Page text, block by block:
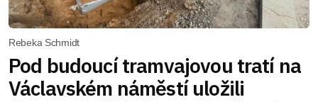
Rebeka Schmidt
Pod budoucí tramvajovou tratí na
Václavském náměstí uložili